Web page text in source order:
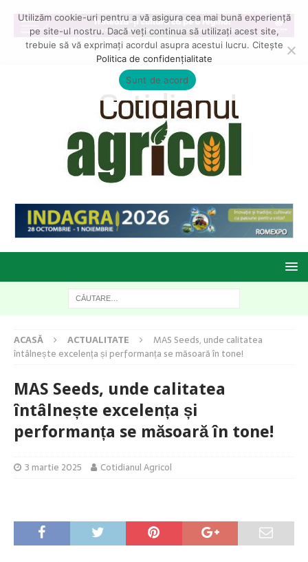
ACASĂ ACTUALITATE
MAS Seeds, unde calitatea
întâlnește excelența și performanța se măsoară în tone!
MAS Seeds, unde calitatea
întâlnește excelența și
performanța se măsoară în tone!
3 martie 2025 Cotidianul Agricol
Utilizăm cookie-uri pentru a vă asigura cea mai bună experiență
pe site-ul nostru. Dacă veți continua să utilizați acest site,
trebuie să vă exprimați acordul asupra acestui lucru. Citește
Politica de confidențialitate
Sunt de acord